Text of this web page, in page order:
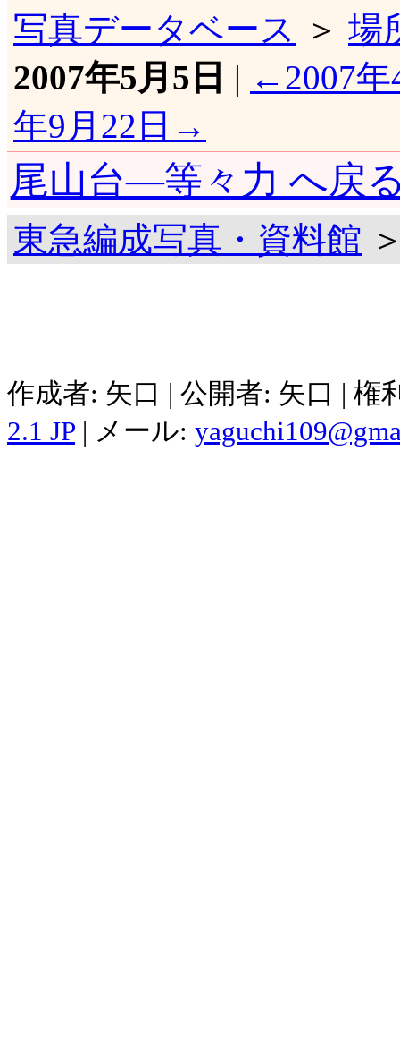
写真データベース
＞ 場
2007年5月5日 | ←2007年
年9月22日→
尾山台―等々力 へ戻
東急編成写真・資料館
作成者: 矢口 | 公開者: 矢口 |
2.1 JP | メール: